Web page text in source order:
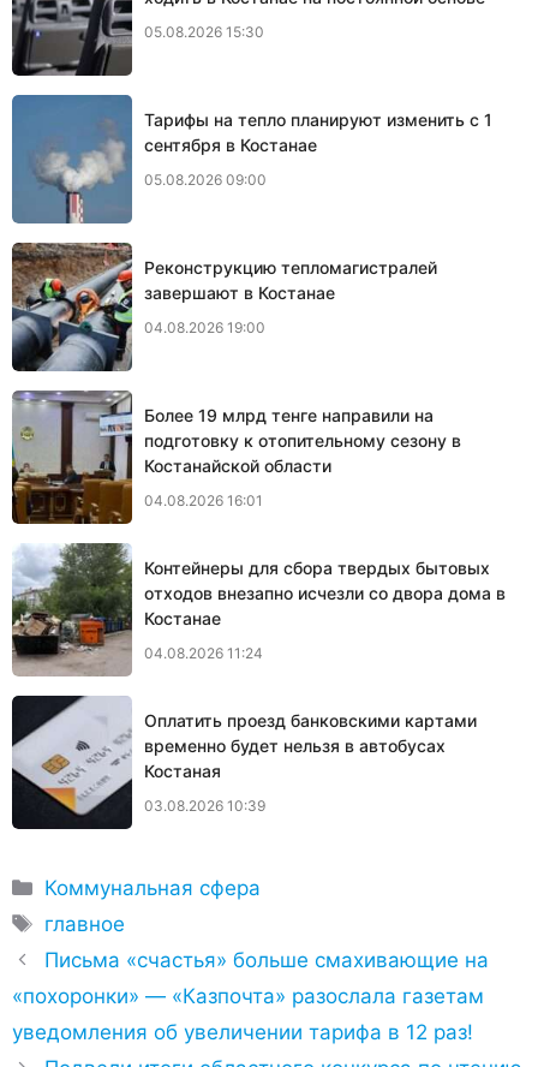
05.08.2026 15:30
Тарифы на тепло планируют изменить с 1
сентября в Костанае
05.08.2026 09:00
Реконструкцию тепломагистралей
завершают в Костанае
04.08.2026 19:00
Более 19 млрд тенге направили на
подготовку к отопительному сезону в
Костанайской области
04.08.2026 16:01
Контейнеры для сбора твердых бытовых
отходов внезапно исчезли со двора дома в
Костанае
04.08.2026 11:24
Оплатить проезд банковскими картами
временно будет нельзя в автобусах
Костаная
03.08.2026 10:39
Рубрики
Коммунальная сфера
Метки
главное
Письма «счастья» больше смахивающие на
«похоронки» — «Казпочта» разослала газетам
уведомления об увеличении тарифа в 12 раз!